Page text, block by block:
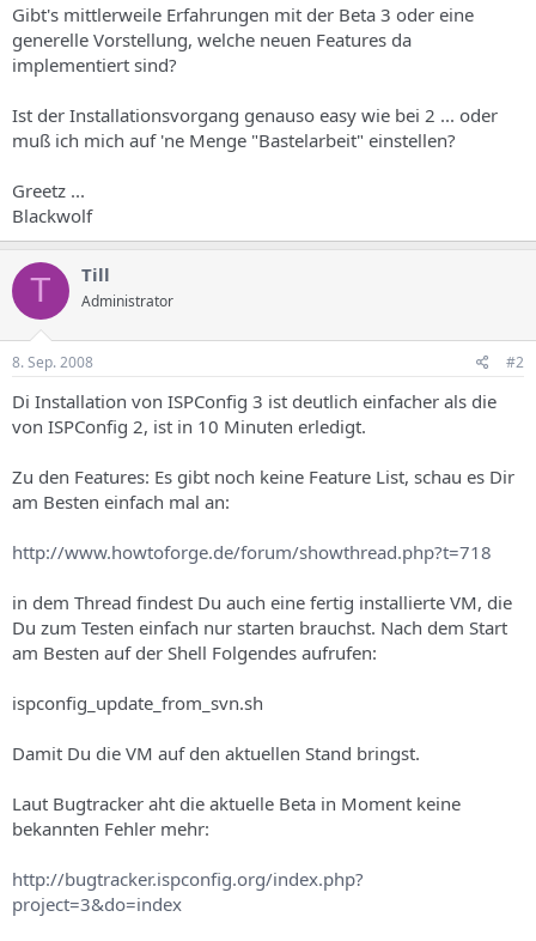
e
m
s
u
m
Gibt's mittlerweile Erfahrungen mit der Beta 3 oder eine
generelle Vorstellung, welche neuen Features da
implementiert sind?
Ist der Installationsvorgang genauso easy wie bei 2 ... oder
muß ich mich auf 'ne Menge "Bastelarbeit" einstellen?
Greetz ...
Blackwolf
T Till
Administrator
8. Sep. 2008 #2
Di Installation von ISPConfig 3 ist deutlich einfacher als die
von ISPConfig 2, ist in 10 Minuten erledigt.
Zu den Features: Es gibt noch keine Feature List, schau es Dir
am Besten einfach mal an:
http://www.howtoforge.de/forum/showthread.php?t=718
in dem Thread findest Du auch eine fertig installierte VM, die
Du zum Testen einfach nur starten brauchst. Nach dem Start
am Besten auf der Shell Folgendes aufrufen:
ispconfig_update_from_svn.sh
Damit Du die VM auf den aktuellen Stand bringst.
Laut Bugtracker aht die aktuelle Beta in Moment keine
bekannten Fehler mehr:
http://bugtracker.ispconfig.org/index.php?
project=3&do=index